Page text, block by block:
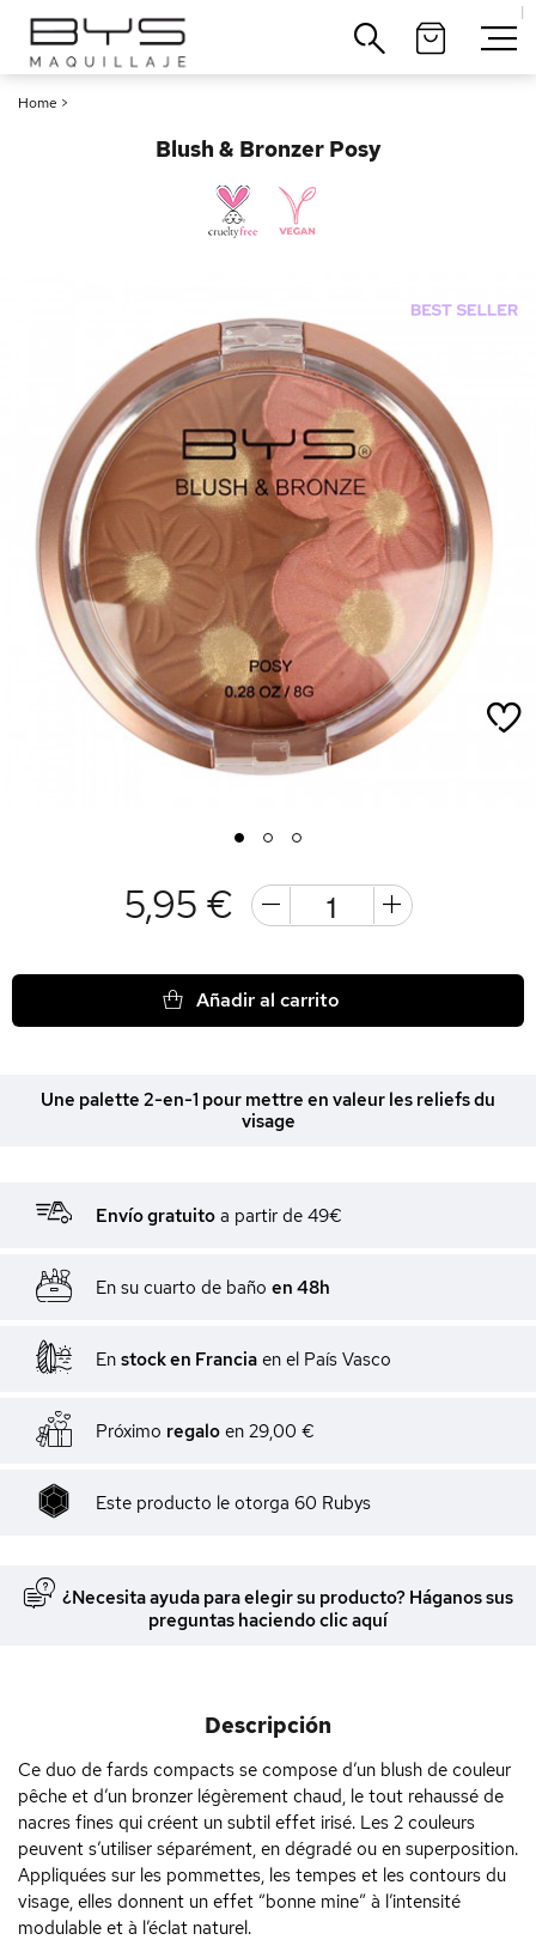
|
Home >
Blush & Bronzer Posy
1 2 3
5,95 €
Añadir al carrito
Une palette 2-en-1 pour mettre en valeur les reliefs du
visage
Envío gratuito a partir de 49€
En su cuarto de baño en 48h
En stock en Francia en el País Vasco
Próximo regalo en 29,00 €
Este producto le otorga 60 Rubys
¿Necesita ayuda para elegir su producto? Háganos sus
preguntas haciendo clic aquí
Descripción
Ce duo de fards compacts se compose d’un blush de couleur
pêche et d’un bronzer légèrement chaud, le tout rehaussé de
nacres fines qui créent un subtil effet irisé. Les 2 couleurs
peuvent s’utiliser séparément, en dégradé ou en superposition.
Appliquées sur les pommettes, les tempes et les contours du
visage, elles donnent un effet “bonne mine” à l’intensité
modulable et à l’éclat naturel.
Cerrar